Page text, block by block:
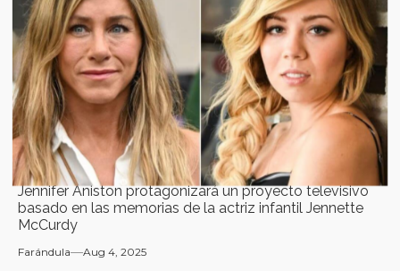
Jennifer Aniston protagonizará un proyecto televisivo
basado en las memorias de la actriz infantil Jennette
McCurdy
Farándula Aug 4, 2025